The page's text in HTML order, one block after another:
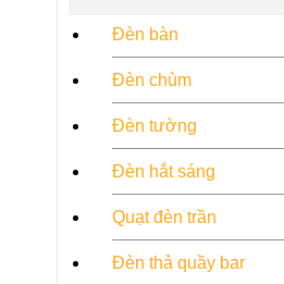
Đèn bàn
Đèn chùm
Đèn tường
Đèn hắt sáng
Quạt đèn trần
Đèn thả quầy bar